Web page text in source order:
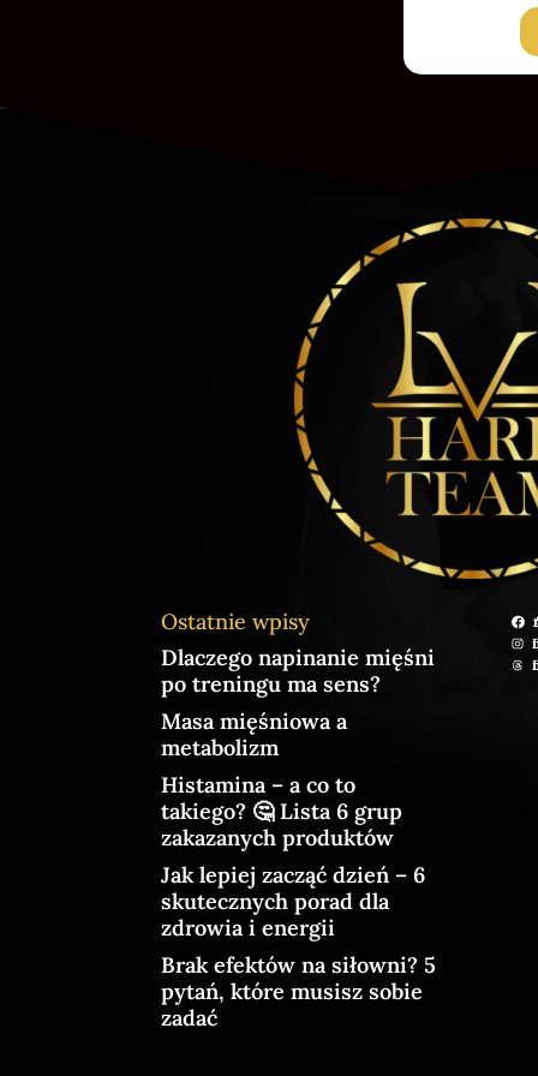
Ostatnie wpisy
Dlaczego napinanie mięśni
po treningu ma sens?
Masa mięśniowa a
metabolizm
Histamina – a co to
takiego? 🤔 Lista 6 grup
zakazanych produktów
Jak lepiej zacząć dzień – 6
skutecznych porad dla
zdrowia i energii
Brak efektów na siłowni? 5
pytań, które musisz sobie
zadać